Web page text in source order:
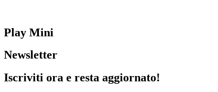
Play Mini
Newsletter
Iscriviti ora e resta aggiornato!